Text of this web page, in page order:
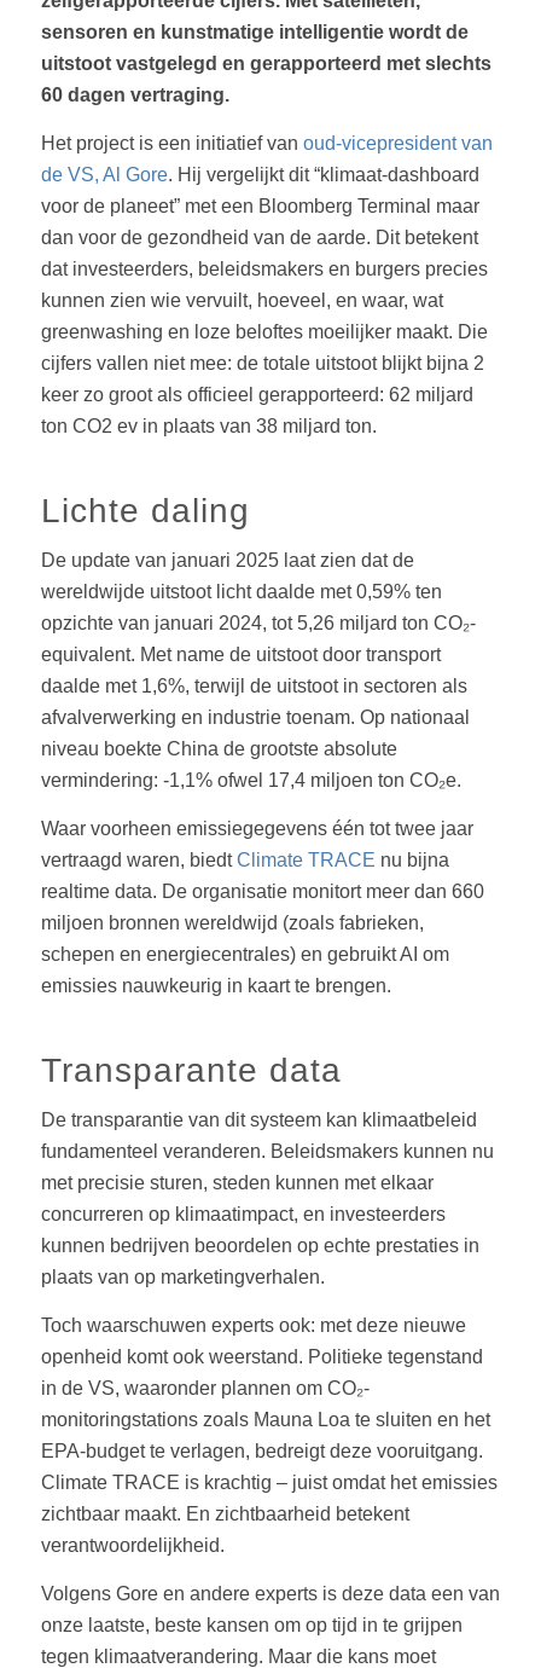
sensoren en kunstmatige intelligentie wordt de
uitstoot vastgelegd en gerapporteerd met slechts
60 dagen vertraging.
Het project is een initiatief van oud-vicepresident van
de VS, Al Gore. Hij vergelijkt dit “klimaat-dashboard
voor de planeet” met een Bloomberg Terminal maar
dan voor de gezondheid van de aarde. Dit betekent
dat investeerders, beleidsmakers en burgers precies
kunnen zien wie vervuilt, hoeveel, en waar, wat
greenwashing en loze beloftes moeilijker maakt. Die
cijfers vallen niet mee: de totale uitstoot blijkt bijna 2
keer zo groot als officieel gerapporteerd: 62 miljard
ton CO2 ev in plaats van 38 miljard ton.
Lichte daling
De update van januari 2025 laat zien dat de
wereldwijde uitstoot licht daalde met 0,59% ten
opzichte van januari 2024, tot 5,26 miljard ton CO₂-
equivalent. Met name de uitstoot door transport
daalde met 1,6%, terwijl de uitstoot in sectoren als
afvalverwerking en industrie toenam. Op nationaal
niveau boekte China de grootste absolute
vermindering: -1,1% ofwel 17,4 miljoen ton CO₂e.
Waar voorheen emissiegegevens één tot twee jaar
vertraagd waren, biedtClimate TRACE nu bijna
realtime data. De organisatie monitort meer dan 660
miljoen bronnen wereldwijd (zoals fabrieken,
schepen en energiecentrales) en gebruikt AI om
emissies nauwkeurig in kaart te brengen.
Transparante data
De transparantie van dit systeem kan klimaatbeleid
fundamenteel veranderen. Beleidsmakers kunnen nu
met precisie sturen, steden kunnen met elkaar
concurreren op klimaatimpact, en investeerders
kunnen bedrijven beoordelen op echte prestaties in
plaats van op marketingverhalen.
Toch waarschuwen experts ook: met deze nieuwe
openheid komt ook weerstand. Politieke tegenstand
in de VS, waaronder plannen om CO₂-
monitoringstations zoals Mauna Loa te sluiten en het
EPA-budget te verlagen, bedreigt deze vooruitgang.
Climate TRACE is krachtig – juist omdat het emissies
zichtbaar maakt. En zichtbaarheid betekent
verantwoordelijkheid.
Volgens Gore en andere experts is deze data een van
onze laatste, beste kansen om op tijd in te grijpen
tegen klimaatverandering. Maar die kans moet